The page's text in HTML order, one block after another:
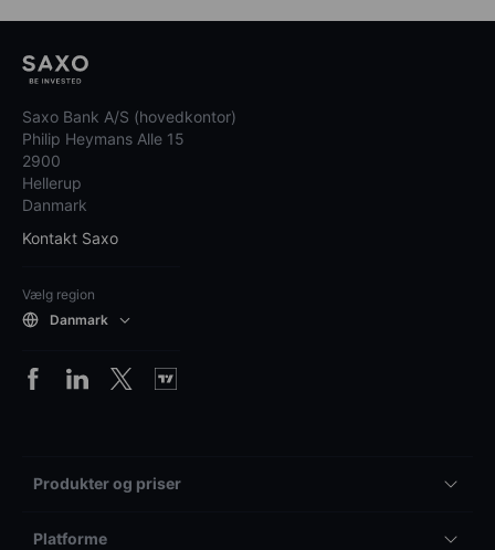
Saxo Bank A/S (hovedkontor)
Philip Heymans Alle 15
2900
Hellerup
Danmark
Kontakt Saxo
Vælg region
Danmark
Produkter og priser
Platforme